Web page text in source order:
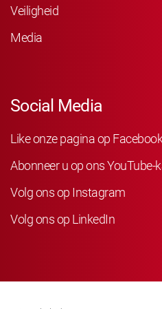
Veiligheid
Media
Social Media
Like onze pagina op Facebook
Abonneer u op ons YouTube-
Volg ons op Instagram
Volg ons op LinkedIn